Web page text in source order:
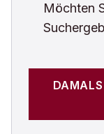
Möchten
DAMALS